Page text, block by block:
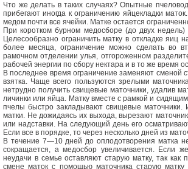
Что же делать в таких случаях? Опытные
прибегают иногда к ограничению яйцекладки
медом почти все ячейки. Матке остается
При коротком бурном медосборе (до двух
Целесообразно ограничить матку в откладке
более месяца, ограничение можно сделать во
рамочном отделении улья, отгороженном
рабочей энергии по сбору нектара и в то же время
В последнее время ограничение заменяют сменой
взятка. Чаще всего пользуются зрелыми
нетрудно получить свищевые маточники, удалив
личинки или яйца. Матку вместе с рамкой и
пчелы быстро закладывают свищевые маточники.
матки. Не дожидаясь их выхода, вырезают
или надставки. На следующий день его
Если все в порядке, то через несколько дней из
В течение 7—10 дней до оплодотворения матка
сокращается, а медосбор увеличивается. Если
неудачи в семье оставляют старую матку, так
смене маток с помощью маточника старую матку